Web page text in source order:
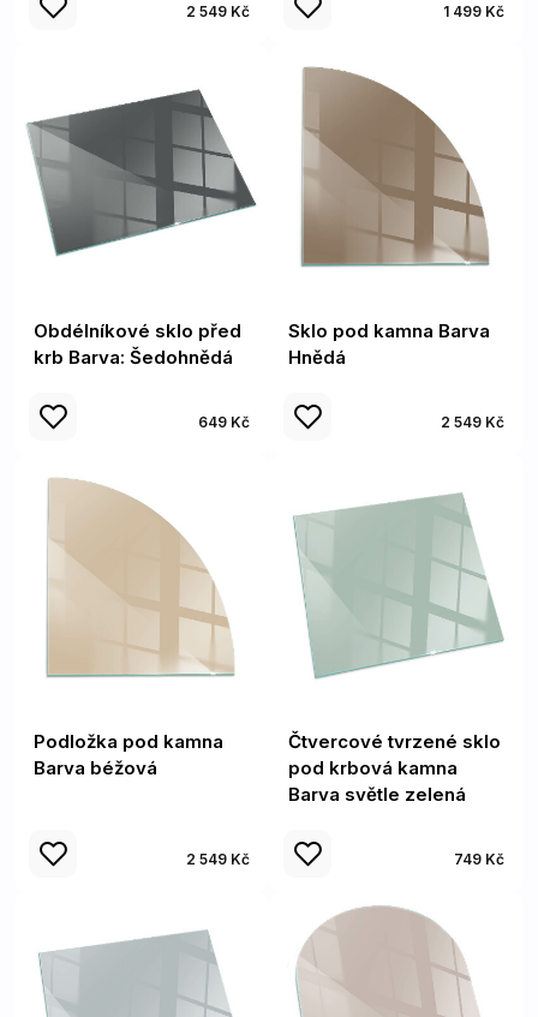
2 549 Kč 1 499 Kč
Obdélníkové sklo před
krb Barva: Šedohnědá
649 Kč
Sklo pod kamna Barva
Hnědá
2 549 Kč
Podložka pod kamna
Barva béžová
2 549 Kč
Čtvercové tvrzené sklo
pod krbová kamna
Barva světle zelená
749 Kč